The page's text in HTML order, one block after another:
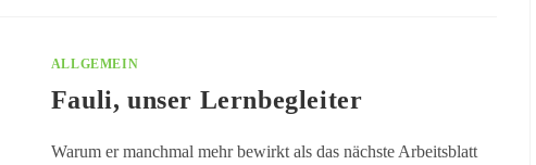
ALLGEMEIN
Fauli, unser Lernbegleiter
Warum er manchmal mehr bewirkt als das nächste Arbeitsblatt